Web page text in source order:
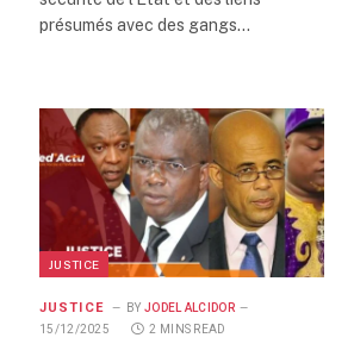
présumés avec des gangs…
JUSTICE
JUSTICE BY JODEL ALCIDOR
15/12/2025
2 MINS READ